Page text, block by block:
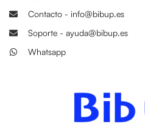
Contacto - info@bibup.es
Soporte - ayuda@bibup.es
Whatsapp